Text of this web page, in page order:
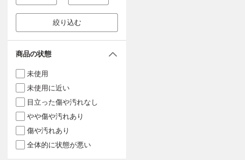
絞り込む
商品の状態
未使用
未使用に近い
目立った傷や汚れなし
やや傷や汚れあり
傷や汚れあり
全体的に状態が悪い